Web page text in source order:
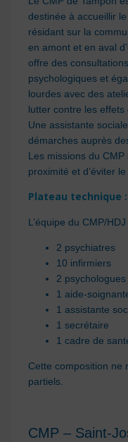
destinée à accueillir
résidant sur la
en amont et en aval
offre des
psychologiques et
lourdes avec des
lutter contre les effets
Une assistante
démarches auprès
Les missions du CMP
proximité et d’éviter
Plateau technique :
L’équipe du CMP/
2 psychiatres
10 infirmiers
2 psychologues
1 aide-
1 assistante
1 secrétaire
1 cadre de
Cette composition ne
partiels.
CMP – Saint-